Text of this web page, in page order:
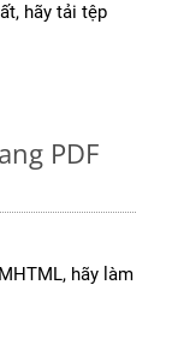
hãy tải tệp
PDF
hãy làm